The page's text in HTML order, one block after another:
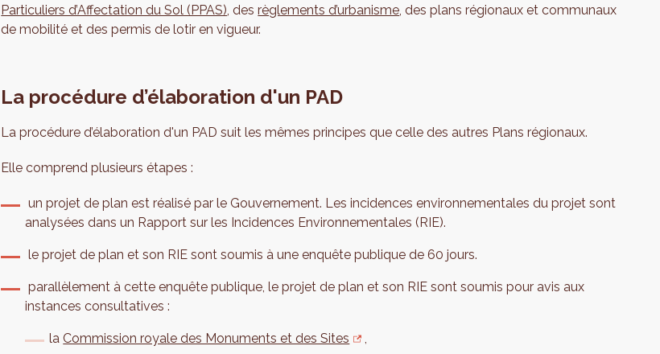
Particuliers d’Affectation du Sol (PPAS), desrèglements d’urbanisme, des plans régionaux et communaux
de mobilité et des permis de lotir en vigueur.
La procédure d’élaboration d'un PAD
La procédure d’élaboration d'un PAD suit les mêmes principes que celle des autres Plans régionaux.
Elle comprend plusieurs étapes :
un projet de plan est réalisé par le Gouvernement. Les incidences environnementales du projet sont
analysées dans un Rapport sur les Incidences Environnementales (RIE).
le projet de plan et son RIE sont soumis à une enquête publique de 60 jours.
parallèlement à cette enquête publique, le projet de plan et son RIE sont soumis pour avis aux
instances consultatives :
laCommission royale des Monuments et des Sites ,